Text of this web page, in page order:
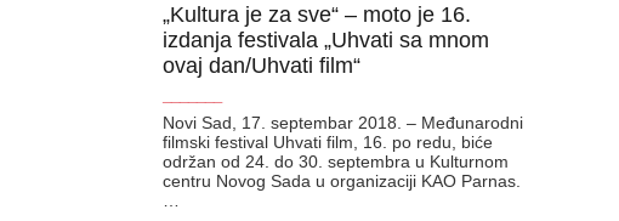
„Kultura je za sve“ – moto je 16.
izdanja festivala „Uhvati sa mnom
ovaj dan/Uhvati film“
Novi Sad, 17. septembar 2018. – Međunarodni
filmski festival Uhvati film, 16. po redu, biće
održan od 24. do 30. septembra u Kulturnom
centru Novog Sada u organizaciji KAO Parnas.